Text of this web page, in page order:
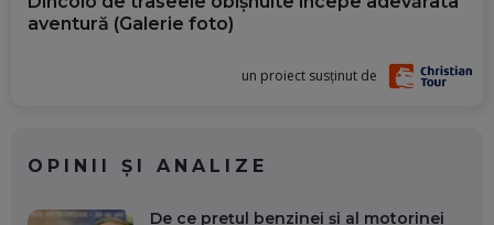
aventură (Galerie foto)
un proiect susținut de
OPINII ȘI ANALIZE
De ce prețul benzinei și al motorinei